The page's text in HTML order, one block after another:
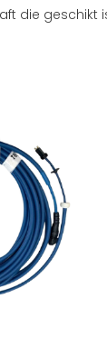
die geschikt